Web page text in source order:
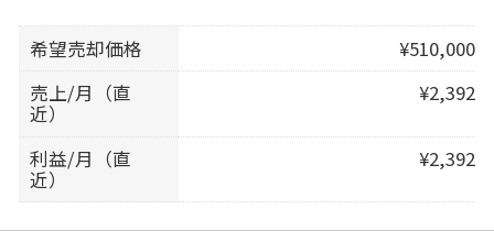
希望売却価格
¥510,000
売上/月（直
近）
¥2,392
利益/月（直
近）
¥2,392